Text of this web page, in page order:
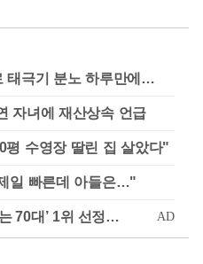
태극기 분노 하루만에…
자녀에 재산상속 언급
수영장 딸린 집 살았다"
일 빠른데 아들은…"